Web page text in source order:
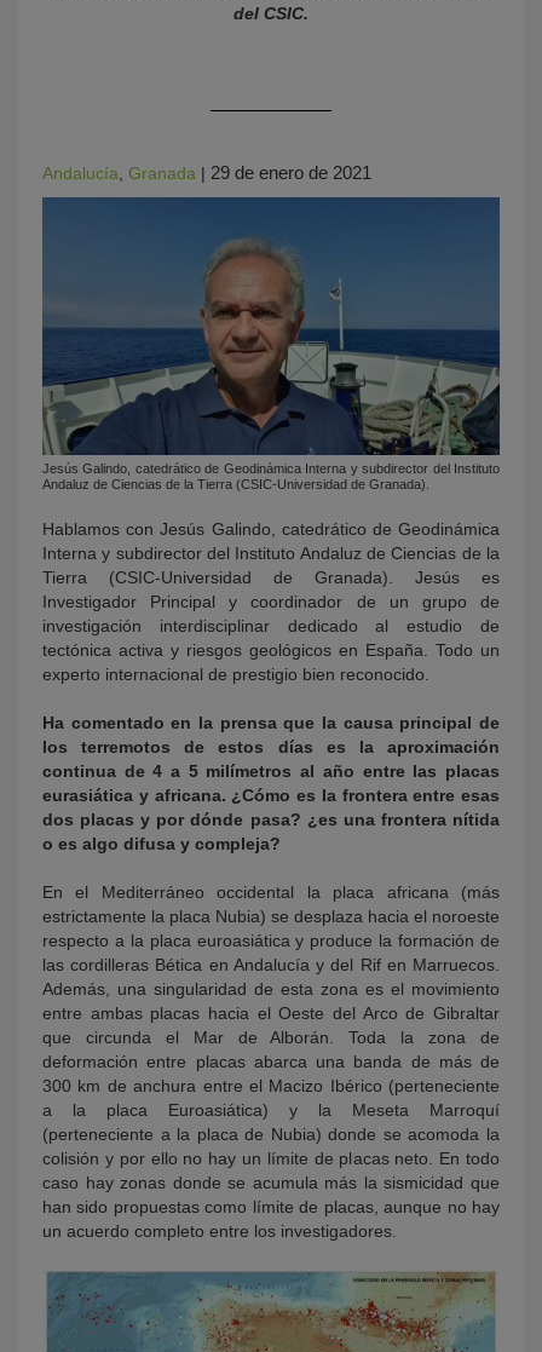
del CSIC.
Andalucía Granada | 29 de enero de 2021
Jesús Galindo, catedrático de Geodinámica Interna y subdirector del Instituto
Andaluz de Ciencias de la Tierra (CSIC-Universidad de Granada).
Hablamos con Jesús Galindo, catedrático de Geodinámica
Interna y subdirector del Instituto Andaluz de Ciencias de la
Tierra (CSIC-Universidad de Granada). Jesús es
Investigador Principal y coordinador de un grupo de
investigación interdisciplinar dedicado al estudio de
tectónica activa y riesgos geológicos en España. Todo un
experto internacional de prestigio bien reconocido.
Ha comentado en la prensa que la causa principal de
los terremotos de estos días es la aproximación
continua de 4 a 5 milímetros al año entre las placas
eurasiática y africana. ¿Cómo es la frontera entre esas
dos placas y por dónde pasa? ¿es una frontera nítida
o es algo difusa y compleja?
En el Mediterráneo occidental la placa africana (más
estrictamente la placa Nubia) se desplaza hacia el noroeste
respecto a la placa euroasiática y produce la formación de
las cordilleras Bética en Andalucía y del Rif en Marruecos.
Además, una singularidad de esta zona es el movimiento
entre ambas placas hacia el Oeste del Arco de Gibraltar
que circunda el Mar de Alborán. Toda la zona de
deformación entre placas abarca una banda de más de
300 km de anchura entre el Macizo Ibérico (perteneciente
a la placa Euroasiática) y la Meseta Marroquí
(perteneciente a la placa de Nubia) donde se acomoda la
colisión y por ello no hay un límite de placas neto. En todo
caso hay zonas donde se acumula más la sismicidad que
han sido propuestas como límite de placas, aunque no hay
un acuerdo completo entre los investigadores.